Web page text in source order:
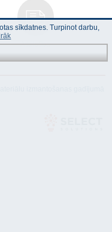
Atbilstība
sīkdatnes. Turpinot darbu,